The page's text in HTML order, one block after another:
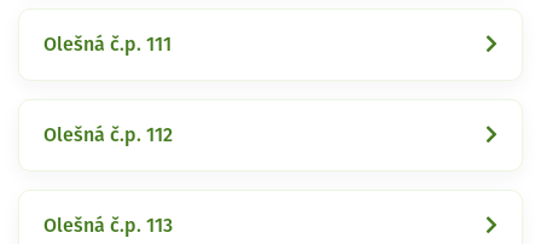
Olešná č.p. 111
Olešná č.p. 112
Olešná č.p. 113